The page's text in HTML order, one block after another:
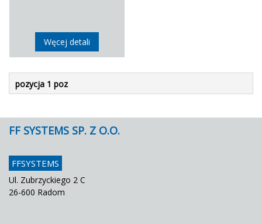
Węcej detali
pozycja 1 poz
FF SYSTEMS SP. Z O.O.
FFSYSTEMS
Ul. Zubrzyckiego 2 C
26-600 Radom